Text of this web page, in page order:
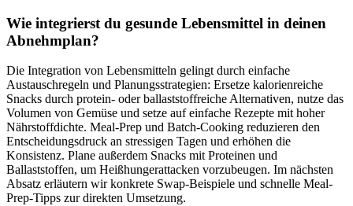
Wie integrierst du gesunde Lebensmittel in deinen
Abnehmplan?
Die Integration von Lebensmitteln gelingt durch einfache
Austauschregeln und Planungsstrategien: Ersetze kalorienreiche
Snacks durch protein- oder ballaststoffreiche Alternativen, nutze das
Volumen von Gemüse und setze auf einfache Rezepte mit hoher
Nährstoffdichte. Meal-Prep und Batch-Cooking reduzieren den
Entscheidungsdruck an stressigen Tagen und erhöhen die
Konsistenz. Plane außerdem Snacks mit Proteinen und
Ballaststoffen, um Heißhungerattacken vorzubeugen. Im nächsten
Absatz erläutern wir konkrete Swap-Beispiele und schnelle Meal-
Prep-Tipps zur direkten Umsetzung.